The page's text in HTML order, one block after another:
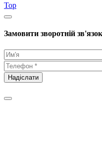
Top
Замовити зворотній зв'язок